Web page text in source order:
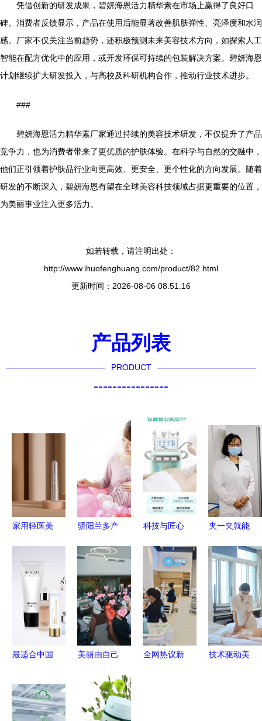
凭借创新的研发成果，碧妍海恩活力精华素在市场上赢得了良好口
碑。消费者反馈显示，产品在使用后能显著改善肌肤弹性、亮泽度和水润
感。厂家不仅关注当前趋势，还积极预测未来美容技术方向，如探索人工
智能在配方优化中的应用，或开发环保可持续的包装解决方案。碧妍海恩
计划继续扩大研发投入，与高校及科研机构合作，推动行业技术进步。
###
碧妍海恩活力精华素厂家通过持续的美容技术研发，不仅提升了产品
竞争力，也为消费者带来了更优质的护肤体验。在科学与自然的交融中，
他们正引领着护肤品行业向更高效、更安全、更个性化的方向发展。随着
研发的不断深入，碧妍海恩有望在全球美容科技领域占据更重要的位置，
为美丽事业注入更多活力。
如若转载，请注明出处：
http://www.ihuofenghuang.com/product/82.html
更新时间：2026-08-06 08:51:16
产品列表
PRODUCT
----------------
家用轻医美
gbeuben高
加斯 直击
传统护肤与
医美痛点，
成为你专业
贴心的家
骄阳兰多产
程跟踪服务
与美容技术
研发的双重
护航
科技与匠心
容技术研发
领域的创新
之路
夹一夹就能
南洋理工大
容技术真的
能用……还
安全？
最适合中国
肤产品好用
排行榜 基
美丽由自己
艺星臻颜新
品AIO全效
全网热议新
技术驱动美